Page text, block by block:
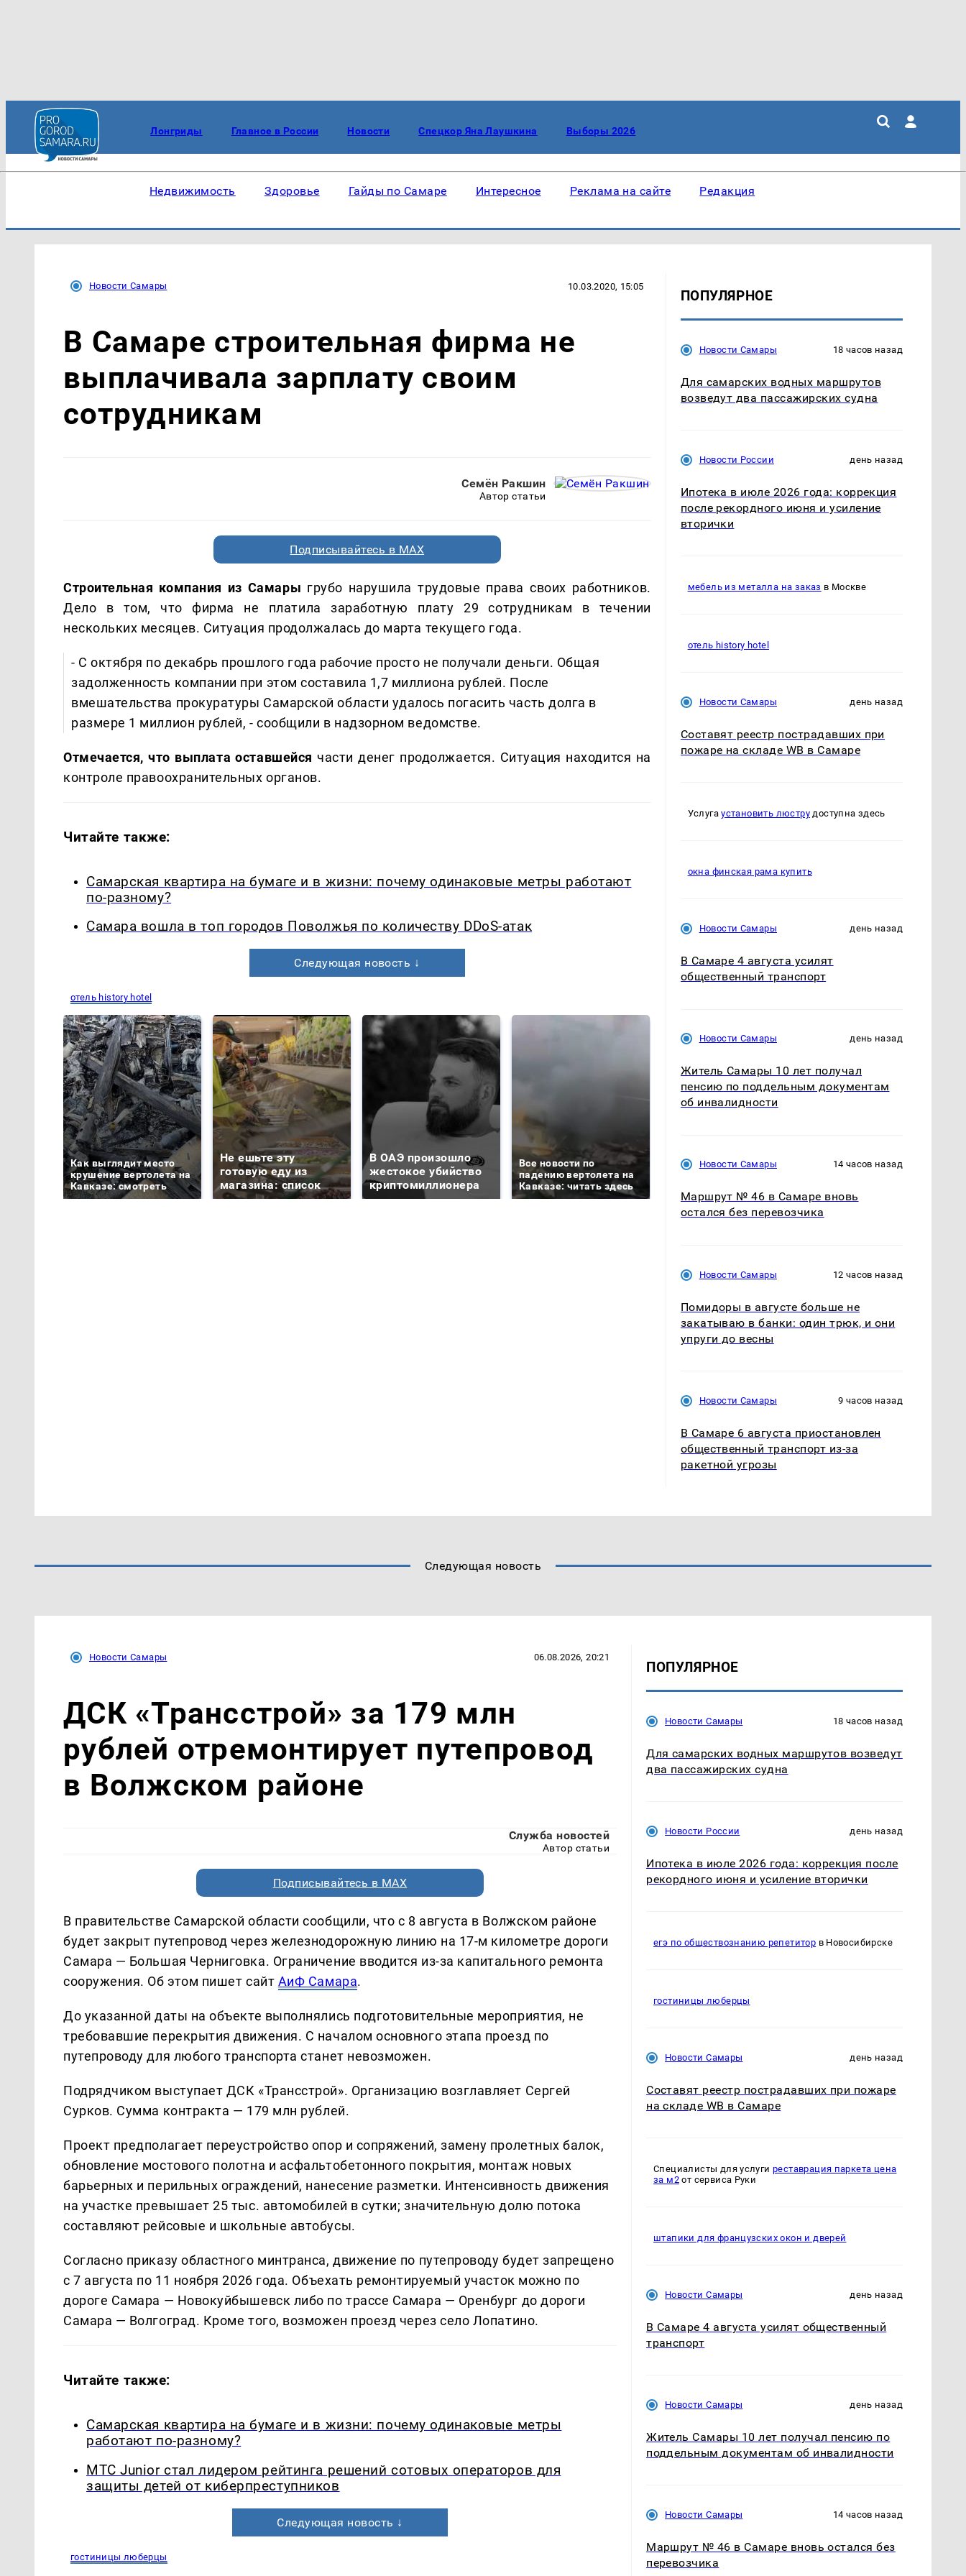
Лонгриды Главное в России Новости Спецкор Яна Лаушкина Выборы 2026
Недвижимость Здоровье Гайды по Самаре Интересное Реклама на сайте Редакция
Новости Самары 10.03.2020, 15:05
В Самаре строительная фирма не
выплачивала зарплату своим
сотрудникам
Семён Ракшин
Автор статьи
Подписывайтесь в MAX
Строительная компания из Самары грубо нарушила трудовые права своих работников.
Дело в том, что фирма не платила заработную плату 29 сотрудникам в течении
нескольких месяцев. Ситуация продолжалась до марта текущего года.
- С октября по декабрь прошлого года рабочие просто не получали деньги. Общая
задолженность компании при этом составила 1,7 миллиона рублей. После
вмешательства прокуратуры Самарской области удалось погасить часть долга в
размере 1 миллион рублей, - сообщили в надзорном ведомстве.
Отмечается, что выплата оставшейсячасти денег продолжается. Ситуация находится на
контроле правоохранительных органов.
Читайте также:
Самарская квартира на бумаге и в жизни: почему одинаковые метры работают
по-разному?
Самара вошла в топ городов Поволжья по количеству DDoS-атак
Следующая новость ↓
отель history hotel
Как выглядит место
крушение вертолета на
Кавказе: смотреть
Не ешьте эту
готовую еду из
магазина: список
В ОАЭ произошло
жестокое убийство
криптомиллионера
Все новости по
падению вертолета на
Кавказе: читать здесь
Таких событий не
было с 1945: чего
В магазинах России
ПОПУЛЯРНОЕ
Новости Самары 18 часов назад
Для самарских водных маршрутов
возведут два пассажирских судна
Новости России день назад
Ипотека в июле 2026 года: коррекция
после рекордного июня и усиление
вторички
мебель из металла на заказ в Москве
отель history hotel
Новости Самары день назад
Составят реестр пострадавших при
пожаре на складе WB в Самаре
Услугаустановить люструдоступна здесь
окна финская рама купить
Новости Самары день назад
В Самаре 4 августа усилят
общественный транспорт
Новости Самары день назад
Житель Самары 10 лет получал
пенсию по поддельным документам
об инвалидности
Новости Самары 14 часов назад
Маршрут № 46 в Самаре вновь
остался без перевозчика
Новости Самары 12 часов назад
Помидоры в августе больше не
закатываю в банки: один трюк, и они
упруги до весны
Новости Самары 9 часов назад
В Самаре 6 августа приостановлен
общественный транспорт из-за
ракетной угрозы
Следующая новость
Новости Самары 06.08.2026, 20:21
ДСК «Трансстрой» за 179 млн
рублей отремонтирует путепровод
в Волжском районе
Служба новостей
Автор статьи
Подписывайтесь в MAX
В правительстве Самарской области сообщили, что с 8 августа в Волжском районе
будет закрыт путепровод через железнодорожную линию на 17-м километре дороги
Самара — Большая Черниговка. Ограничение вводится из-за капитального ремонта
сооружения. Об этом пишет сайт АиФ Самара.
До указанной даты на объекте выполнялись подготовительные мероприятия, не
требовавшие перекрытия движения. С началом основного этапа проезд по
путепроводу для любого транспорта станет невозможен.
Подрядчиком выступает ДСК «Трансстрой». Организацию возглавляет Сергей
Сурков. Сумма контракта — 179 млн рублей.
Проект предполагает переустройство опор и сопряжений, замену пролетных балок,
обновление мостового полотна и асфальтобетонного покрытия, монтаж новых
барьерных и перильных ограждений, нанесение разметки. Интенсивность движения
на участке превышает 25 тыс. автомобилей в сутки; значительную долю потока
составляют рейсовые и школьные автобусы.
Согласно приказу областного минтранса, движение по путепроводу будет запрещено
с 7 августа по 11 ноября 2026 года. Объехать ремонтируемый участок можно по
дороге Самара — Новокуйбышевск либо по трассе Самара — Оренбург до дороги
Самара — Волгоград. Кроме того, возможен проезд через село Лопатино.
Читайте также:
Самарская квартира на бумаге и в жизни: почему одинаковые метры
работают по-разному?
МТС Junior стал лидером рейтинга решений сотовых операторов для
защиты детей от киберпреступников
Следующая новость ↓
гостиницы люберцы
ПОПУЛЯРНОЕ
Новости Самары 18 часов назад
Для самарских водных маршрутов возведут
два пассажирских судна
Новости России день назад
Ипотека в июле 2026 года: коррекция после
рекордного июня и усиление вторички
егэ по обществознанию репетитор в Новосибирске
гостиницы люберцы
Новости Самары день назад
Составят реестр пострадавших при пожаре
на складе WB в Самаре
Специалисты для услугиреставрация паркета цена
за м2 от сервиса Руки
штапики для французских окон и дверей
Новости Самары день назад
В Самаре 4 августа усилят общественный
транспорт
Новости Самары день назад
Житель Самары 10 лет получал пенсию по
поддельным документам об инвалидности
Новости Самары 14 часов назад
Маршрут № 46 в Самаре вновь остался без
перевозчика